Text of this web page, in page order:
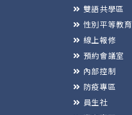
雙語共學區
性別平等教育
線上報修
預約會議室
內部控制
防疫專區
員生社